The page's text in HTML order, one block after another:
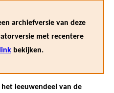
archiefversie van deze
met recentere
link bekijken.
leeuwendeel van de